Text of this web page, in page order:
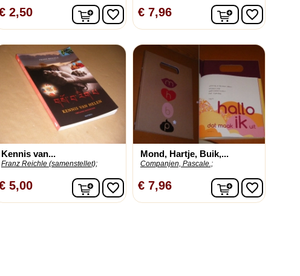
2,50 In winkelwagen
favorite_border € 7,96 Infavorite_border
Kennis van...
Franz Reichle (samenstellet);
5,00 In winkelwagen
favorite_border
Mond, Hartje, Buik,...
Companjen, Pascale.;
€ 7,96 Infavorite_border